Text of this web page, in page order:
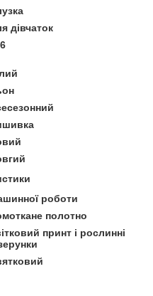
дівчаток
роботи
полотно
принт і рослинні